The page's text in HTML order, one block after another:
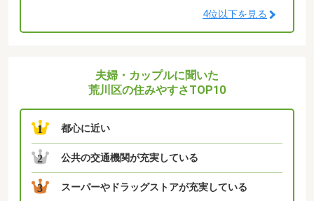
4位以下を見る
夫婦・カップルに聞いた
荒川区の住みやすさTOP10
1 都心に近い
2 公共の交通機関が充実している
3 スーパーやドラッグストアが充実している